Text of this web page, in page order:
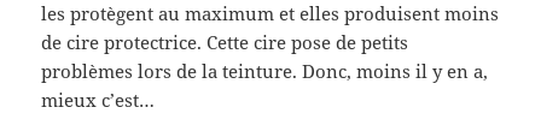
les protègent au maximum et elles produisent moins
de cire protectrice. Cette cire pose de petits
problèmes lors de la teinture. Donc, moins il y en a,
mieux c’est…